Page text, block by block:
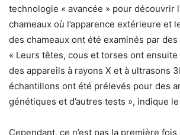
technologie « avancée » pour découvrir
chameaux où l’apparence extérieure et
des chameaux ont été examinés par
« Leurs têtes, cous et torses ont
des appareils à rayons X et à ultrasons
échantillons ont été prélevés pour des
génétiques et d’autres tests », indique
Cependant, ce n’est pas la première